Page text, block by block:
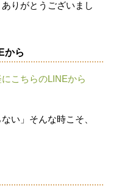
りがとうございまし
から
こちらのLINEから
い」そんな時こそ、